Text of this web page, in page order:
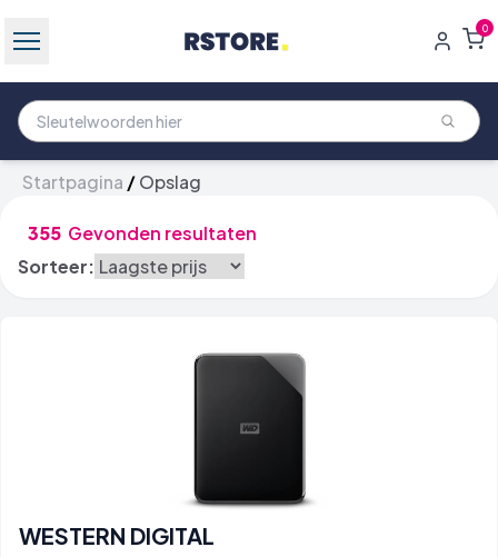
0
Startpagina /Opslag
355 Gevonden resultaten
Sorteer:
WESTERN DIGITAL